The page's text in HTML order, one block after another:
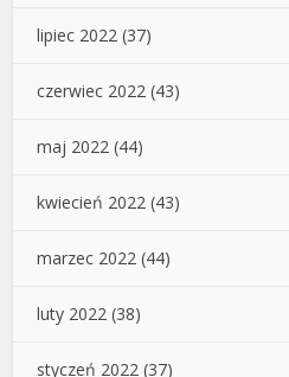
lipiec 2022 (37)
czerwiec 2022 (43)
maj 2022 (44)
kwiecień 2022 (43)
marzec 2022 (44)
luty 2022 (38)
styczeń 2022 (37)